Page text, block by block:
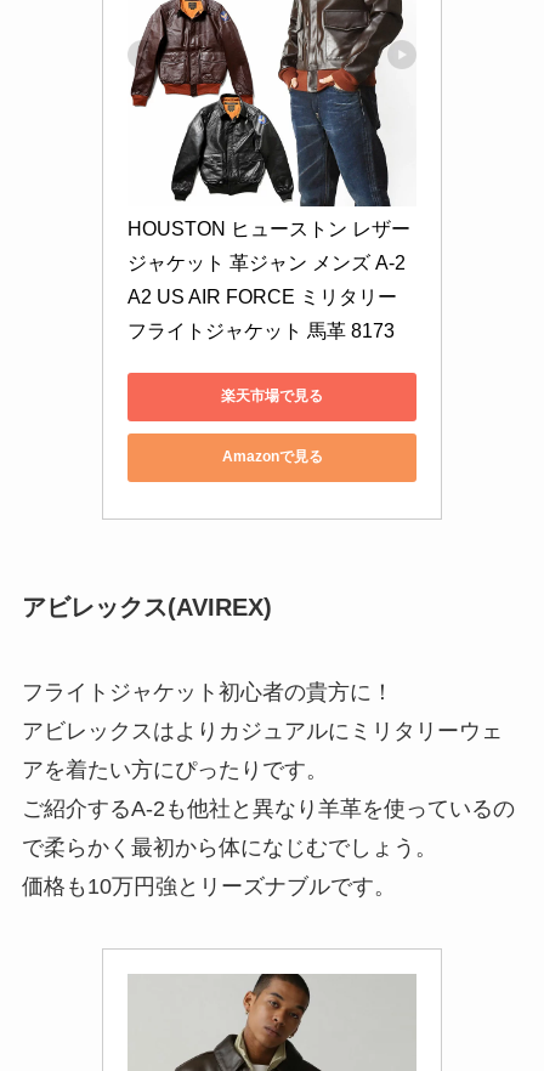
HOUSTON ヒューストン レザー
ジャケット 革ジャン メンズ A-2
A2 US AIR FORCE ミリタリー
フライトジャケット 馬革 8173
楽天市場で見る
Amazonで見る
アビレックス(AVIREX)
フライトジャケット初心者の貴方に！
アビレックスはよりカジュアルにミリタリーウェ
アを着たい方にぴったりです。
ご紹介するA-2も他社と異なり羊革を使っているの
で柔らかく最初から体になじむでしょう。
価格も10万円強とリーズナブルです。